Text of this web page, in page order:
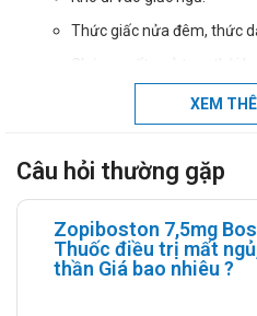
Thức giấc nửa đêm, thức
Chứng mất ngủ tạm thời
Trường hợp mất ngủ gây
Hướng dẫn sử dụng
Liều dùng của Zopiboston
Không khuyến cáo dùng
XEM
Câu hỏi thường gặp
Zopiboston 7,5mg
Thuốc điều trị mất
thần Giá bao nhiêu ?